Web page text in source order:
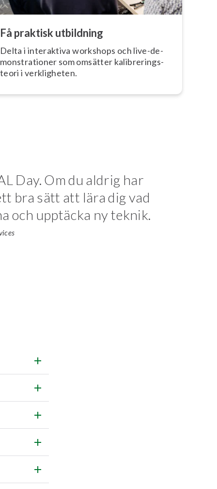
Få praktisk utbildning
Delta i interaktiva workshops och live-de­
mon­stra­tio­ner som omsätter ka­libre­rings­
te­o­ri i verk­lig­he­ten.
Day. Om du aldrig har
bra sätt att lära dig vad
och upptäcka ny teknik.